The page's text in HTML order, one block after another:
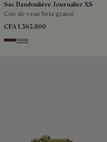
Sac Bandoulière Journalier XS
Cuir de veau Seta grainé
CFA 1,363,800
Soft Brown
Light Kaki